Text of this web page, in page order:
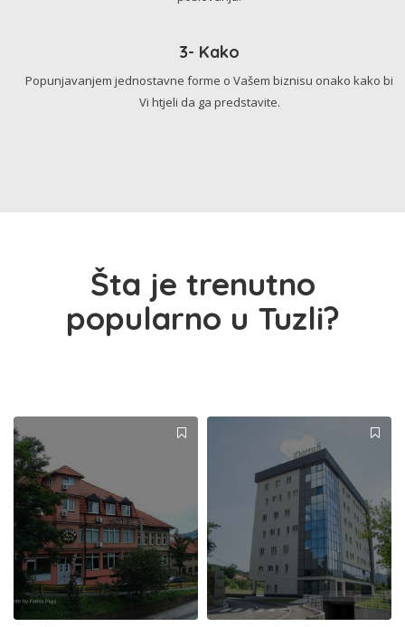
3- Kako
Popunjavanjem jednostavne forme o Vašem biznisu onako kako bi
Vi htjeli da ga predstavite.
Šta je trenutno
popularno u Tuzli?